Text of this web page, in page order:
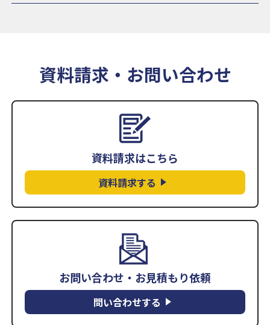
資料請求・お問い合わせ
資料請求はこちら
資料請求する
お問い合わせ・お見積もり依頼
問い合わせする